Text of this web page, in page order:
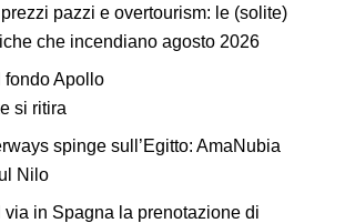
pazzi e overtourism: le (solite)
che incendiano agosto 2026
fondo Apollo
si ritira
spinge sull’Egitto: AmaNubia
Nilo
via in Spagna la prenotazione di